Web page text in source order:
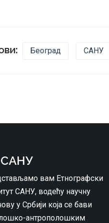
Београд САНУ
вам Етнографски
САНУ, водећу научну
у Србији која се бави
антрополошким